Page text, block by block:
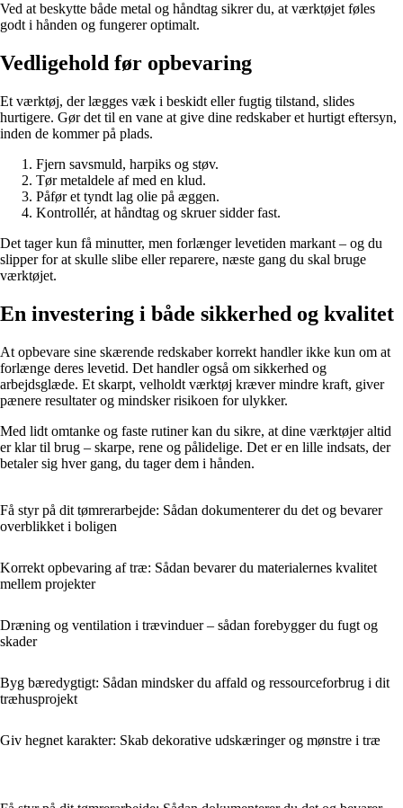
Ved at beskytte både metal og håndtag sikrer du, at værktøjet føles
godt i hånden og fungerer optimalt.
Vedligehold før opbevaring
Et værktøj, der lægges væk i beskidt eller fugtig tilstand, slides
hurtigere. Gør det til en vane at give dine redskaber et hurtigt eftersyn,
inden de kommer på plads.
Fjern savsmuld, harpiks og støv.
Tør metaldele af med en klud.
Påfør et tyndt lag olie på æggen.
Kontrollér, at håndtag og skruer sidder fast.
Det tager kun få minutter, men forlænger levetiden markant – og du
slipper for at skulle slibe eller reparere, næste gang du skal bruge
værktøjet.
En investering i både sikkerhed og kvalitet
At opbevare sine skærende redskaber korrekt handler ikke kun om at
forlænge deres levetid. Det handler også om sikkerhed og
arbejdsglæde. Et skarpt, velholdt værktøj kræver mindre kraft, giver
pænere resultater og mindsker risikoen for ulykker.
Med lidt omtanke og faste rutiner kan du sikre, at dine værktøjer altid
er klar til brug – skarpe, rene og pålidelige. Det er en lille indsats, der
betaler sig hver gang, du tager dem i hånden.
Få styr på dit tømrerarbejde: Sådan dokumenterer du det og bevarer
overblikket i boligen
Korrekt opbevaring af træ: Sådan bevarer du materialernes kvalitet
mellem projekter
Dræning og ventilation i trævinduer – sådan forebygger du fugt og
skader
Byg bæredygtigt: Sådan mindsker du affald og ressourceforbrug i dit
træhusprojekt
Giv hegnet karakter: Skab dekorative udskæringer og mønstre i træ